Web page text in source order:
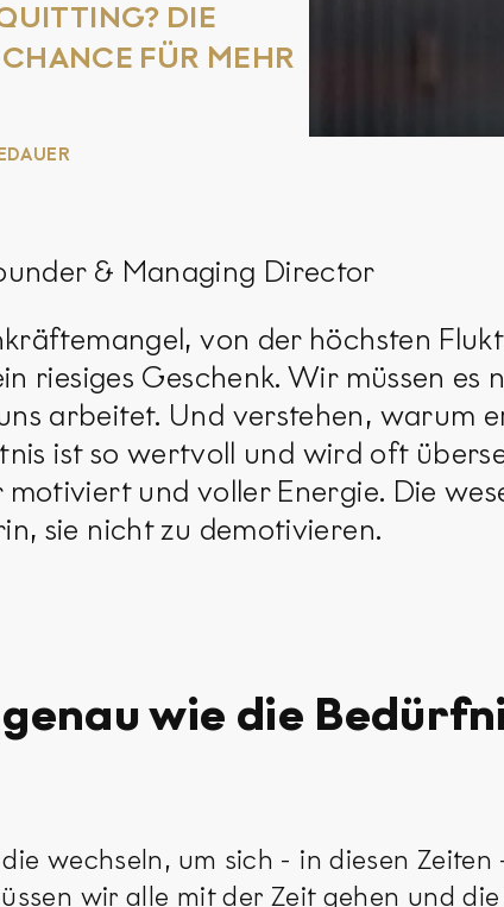
DIE
FÜR MEHR
& Managing Director
von der höchsten
riesiges Geschenk. Wir müssen es
arbeitet. Und verstehen, warum
ist so wertvoll und wird oft
und voller Energie. Die
sie nicht zu demotivieren.
wie die
wechseln, um sich - in diesen
wir alle mit der Zeit gehen und